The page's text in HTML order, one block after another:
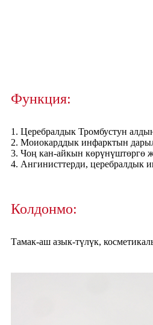
Функция:
1. Церебралдык Тромбустун
2. Моиокарддык инфарктын
3. Чоң кан-айкын көрүнүштөргө
4. Ангинисттерди, церебралдык
Колдонмо:
Тамак-аш азык-түлүк,